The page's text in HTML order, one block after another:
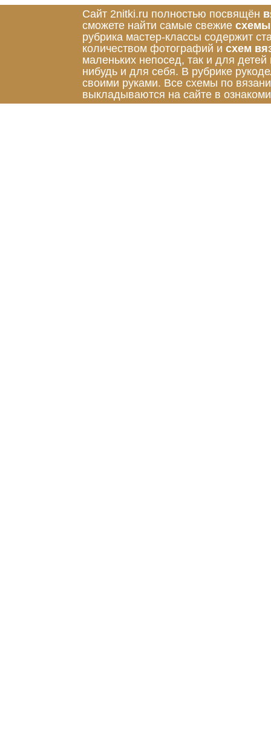
Сайт 2nitki.ru полностью посвящён
сможете найти самые свежие схемы
рубрика мастер-классы содержит
количеством фотографий и схем
маленьких непосед, так и для
нибудь и для себя. В рубрике
своими руками. Все схемы по
выкладываются на сайте в